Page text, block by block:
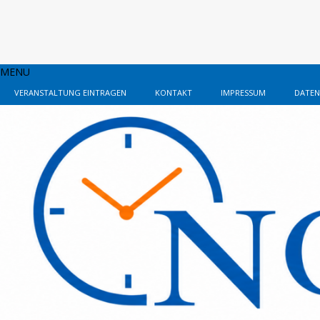
MENU
VERANSTALTUNG EINTRAGEN KONTAKT IMPRESSUM